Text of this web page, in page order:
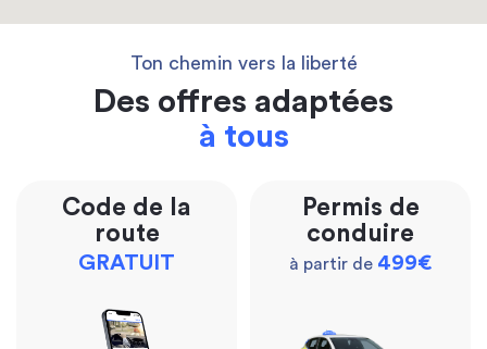
Ton chemin vers la liberté
Des offres adaptées
à tous
Code de la
route
GRATUIT
Permis de
conduire
à partir de 499€